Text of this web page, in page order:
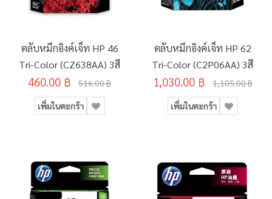
ตลับหมึกอิงค์เจ็ท HP 46
Tri-Color (CZ638AA) 3สี
460.00 ฿ 516.00 ฿
เพิ่มในตะกร้า
ตลับหมึกอิงค์เจ็ท HP 62
Tri-Color (C2P06AA) 3สี
1,030.00 ฿ 1,105.00 ฿
เพิ่มในตะกร้า